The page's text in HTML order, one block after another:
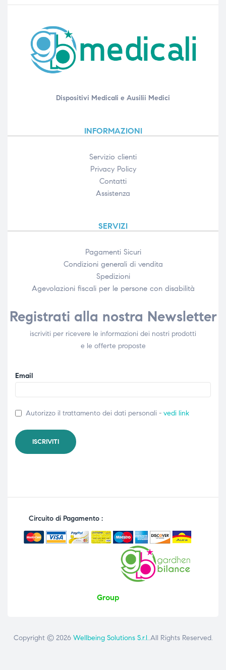
Dispositivi Medicali e Ausilii Medici
INFORMAZIONI
Servizio clienti
Privacy Policy
Contatti
Assistenza
SERVIZI
Pagamenti Sicuri
Condizioni generali di vendita
Spedizioni
Agevolazioni fiscali per le persone con disabilità​
Registrati alla nostra Newsletter
iscriviti per ricevere le informazioni dei nostri prodotti
e le offerte proposte
Email
Autorizzo il trattamento dei dati personali - vedi link
Circuito di Pagamento :
Group
Copyright © 2026 Wellbeing Solutions S.r.l..All Rights Reserved.